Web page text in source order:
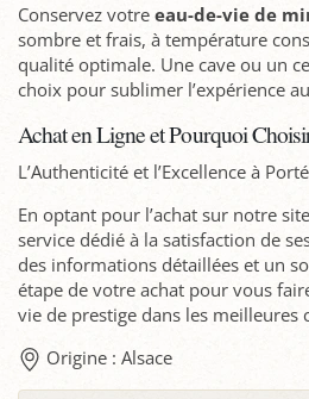
Conservez votre eau-de-vie de
sombre et frais, à température
qualité optimale. Une cave ou un
choix pour sublimer l’expérience
Achat en Ligne et Pourquoi
L’Authenticité et l’Excellence à
En optant pour l’achat sur notre
service dédié à la satisfaction de
des informations détaillées et un
étape de votre achat pour vous
vie de prestige dans les meilleures
Origine : Alsace